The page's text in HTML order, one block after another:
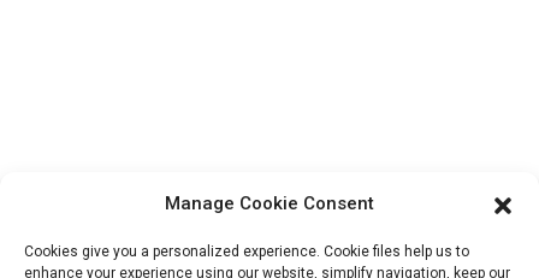
informations sur nos offres.
Manage Cookie Consent
Cookies give you a personalized experience. Cookie files help us to
enhance your experience using our website, simplify navigation, keep our